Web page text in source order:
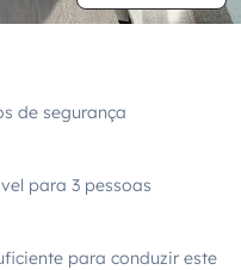
de segurança
para 3 pessoas
para conduzir este